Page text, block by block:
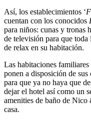
Así, los establecimientos ‘
cuentan con los conocidos
para niños: cunas y tronas
de televisión para que
de relax en su habitación.
Las habitaciones familiares
ponen a disposición de
para que ya no haya que
dejar el hotel así como un
amenities de baño de Nico
casa.